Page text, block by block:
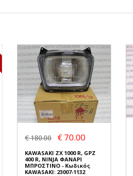
€ 180.00 € 70.00
KAWASAKI ZX 1000 R, GPZ
400 R, NINJA ΦΑΝΑΡΙ
ΜΠΡΟΣΤΙΝΟ - Κωδικός
KAWASAKI: 23007-1132